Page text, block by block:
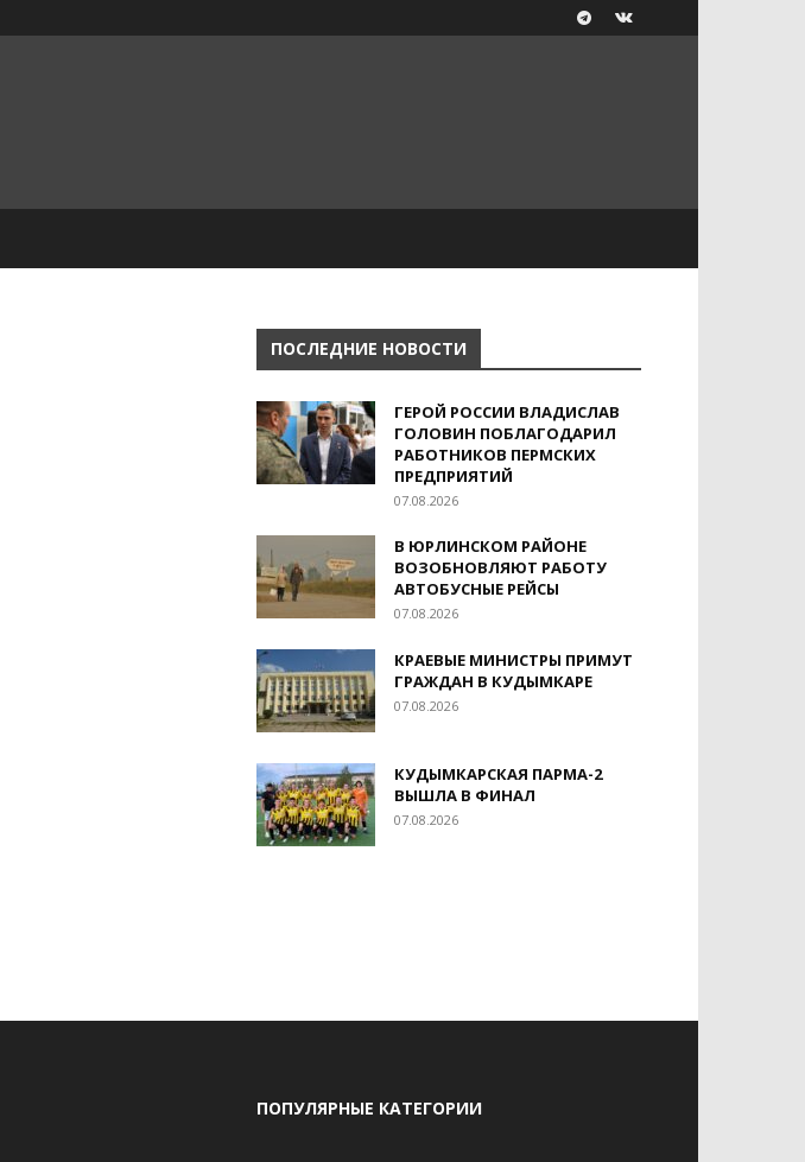
ПОСЛЕДНИЕ НОВОСТИ
ГЕРОЙ РОССИИ ВЛАДИСЛАВ
ГОЛОВИН ПОБЛАГОДАРИЛ
РАБОТНИКОВ ПЕРМСКИХ
ПРЕДПРИЯТИЙ
07.08.2026
В ЮРЛИНСКОМ РАЙОНЕ
ВОЗОБНОВЛЯЮТ РАБОТУ
АВТОБУСНЫЕ РЕЙСЫ
07.08.2026
КРАЕВЫЕ МИНИСТРЫ ПРИМУТ
ГРАЖДАН В КУДЫМКАРЕ
07.08.2026
КУДЫМКАРСКАЯ ПАРМА-2
ВЫШЛА В ФИНАЛ
07.08.2026
ПОПУЛЯРНЫЕ КАТЕГОРИИ